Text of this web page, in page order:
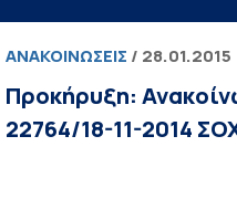
ΑΝΑΚΟΙΝΏΣΕΙΣ / 28.01.2015
Προκήρυξη:
22764/18-11-2014